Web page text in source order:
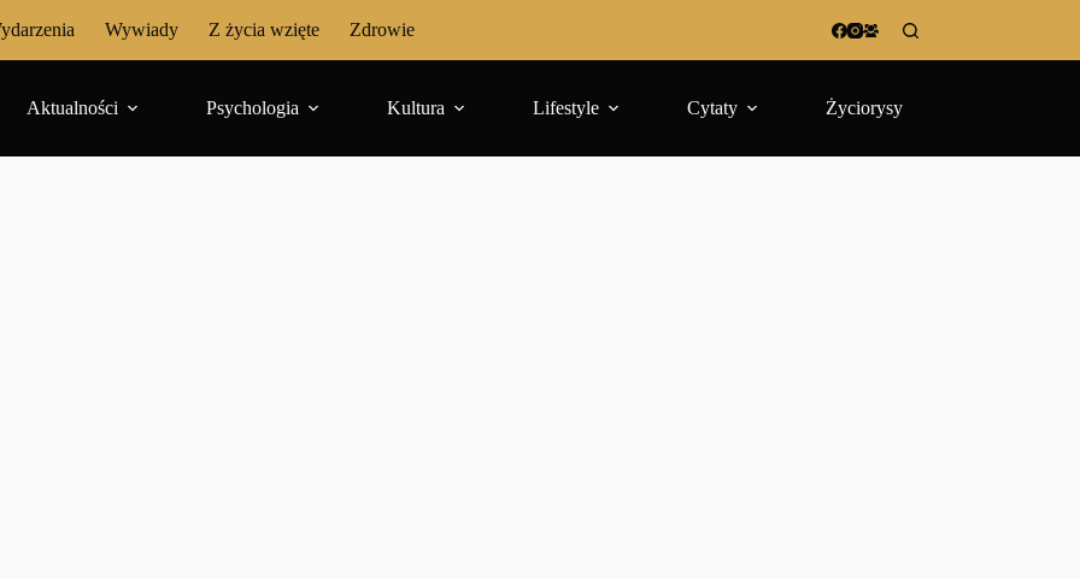
Wywiady Z życia wzięte Zdrowie
Aktualności Psychologia Kultura Lifestyle Cytaty Życiorysy